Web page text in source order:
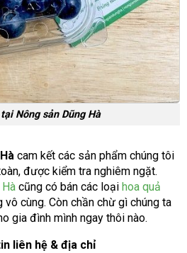
Nông sản Dũng Hà
cam kết các sản phẩm chúng tôi
được kiểm tra nghiêm ngặt.
cũng có bán các loại hoa quả
vô cùng. Còn chần chừ gì chúng ta
gia đình mình ngay thôi nào.
liên hệ & địa chỉ